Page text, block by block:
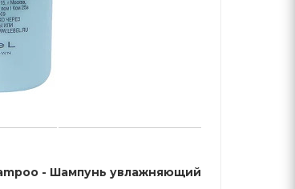
- Шампунь увлажняющий